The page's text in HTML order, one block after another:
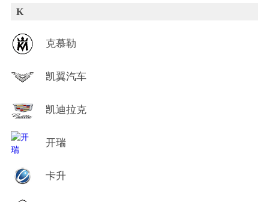
K
克慕勒
凯翼汽车
凯迪拉克
开瑞
卡升